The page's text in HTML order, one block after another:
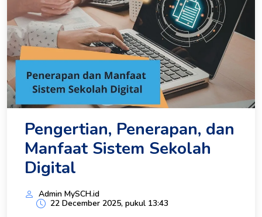
Pengertian, Penerapan, dan
Manfaat Sistem Sekolah
Digital
Admin MySCH.id
22 December 2025, pukul 13:43